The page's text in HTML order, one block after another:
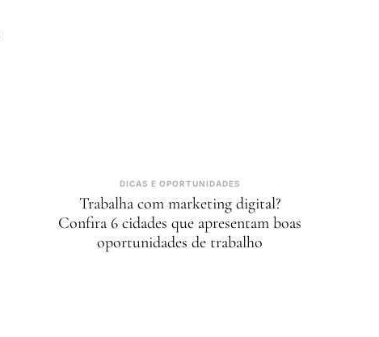
DICAS E OPORTUNIDADES
Trabalha com marketing digital?
Confira 6 cidades que apresentam boas
oportunidades de trabalho